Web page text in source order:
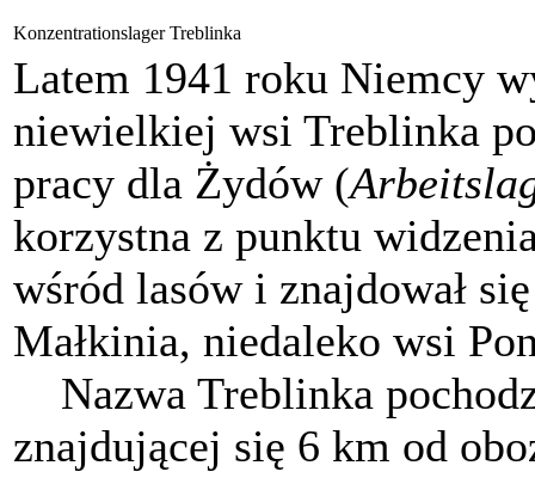
Konzentrationslager Treblinka
Latem 1941 roku Niemcy
niewielkiej wsi Treblinka
pracy dla Żydów (
korzystna z punktu
wśród lasów i znajdował
Małkinia, niedaleko wsi
Nazwa Treblinka
znajdującej się 6 km od